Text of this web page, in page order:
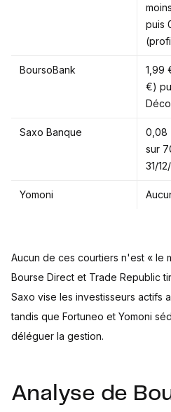
puis
BoursoBank
1,99
€)
Saxo Banque
0,08
sur
31/
Yomoni
Aucun de ces courtiers n'est « le
Bourse Direct et Trade Republic
Saxo vise les investisseurs actifs
tandis que Fortuneo et Yomoni
déléguer la gestion.
Analyse de